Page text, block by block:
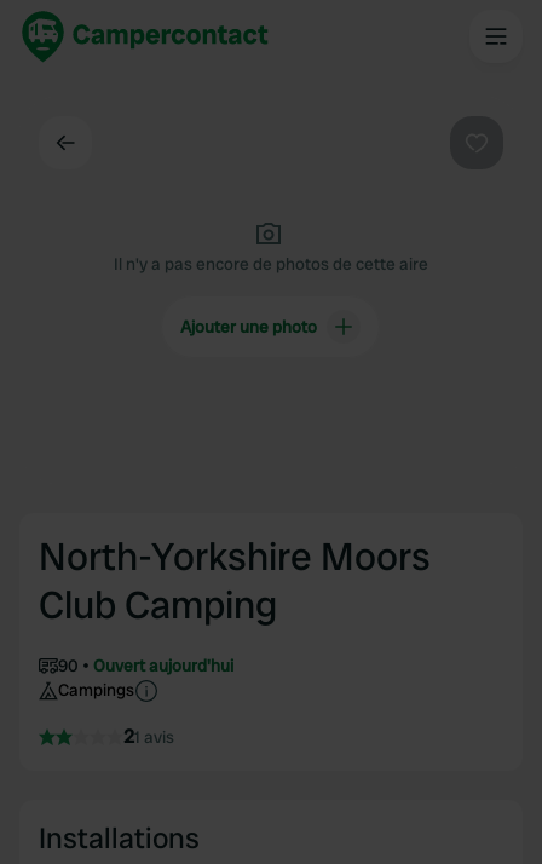
Il n'y a pas encore de photos de cette aire
Ajouter une photo
North-Yorkshire Moors
Club Camping
90
Ouvert aujourd'hui
Campings
21 avis
Installations